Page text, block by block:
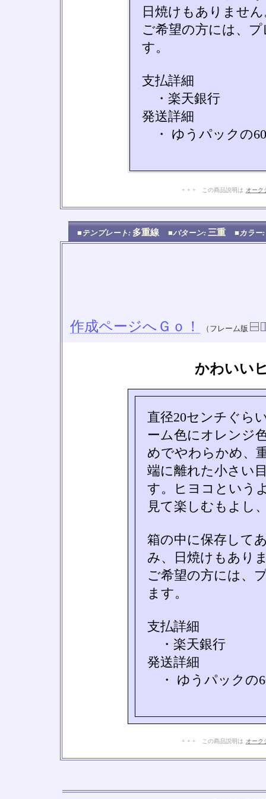
日焼けもありませ
ご希望の方には、
す。
支払詳細
・楽天銀行
発送詳細
・ ゆうパックの
+ + + この商品説明は オーク
■テンプレート: 多重線 ■パターン: 三重 ■カラー:
作成ページへＧｏ！ （フレーム版
かわいい
直径20センチぐら
ーム色にオレンジ
めでやわらかめ、
端に離れた小さい
す。ヒヨコという
見て楽しむもよし
箱の中に保存して
み、日焼けもあり
ご希望の方には、
ます。
支払詳細
・楽天銀行
発送詳細
・ ゆうパックの
+ + + この商品説明は オーク